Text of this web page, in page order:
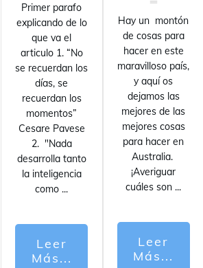
Primer parafo
explicando de lo
que va el
articulo 1. “No
se recuerdan los
días, se
recuerdan los
momentos”
Cesare Pavese
2. "Nada
desarrolla tanto
la inteligencia
como ...
Leer
Más...
Hay un montón
de cosas para
hacer en este
maravilloso país,
y aquí os
dejamos las
mejores de las
mejores cosas
para hacer en
Australia.
¡Averiguar
cuáles son ...
Leer
Más...